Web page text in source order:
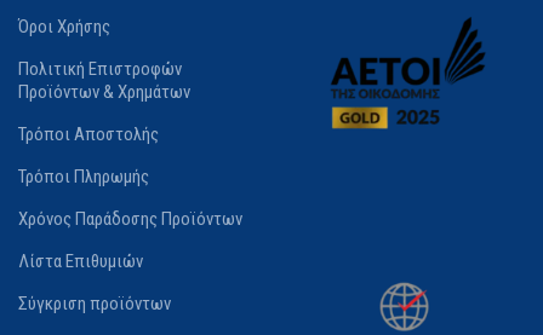
Όροι Χρήσης
Πολιτική Επιστροφών
Προϊόντων & Χρημάτων
Τρόποι Αποστολής
Τρόποι Πληρωμής
Χρόνος Παράδοσης Προϊόντων
Λίστα Επιθυμιών
Σύγκριση προϊόντων